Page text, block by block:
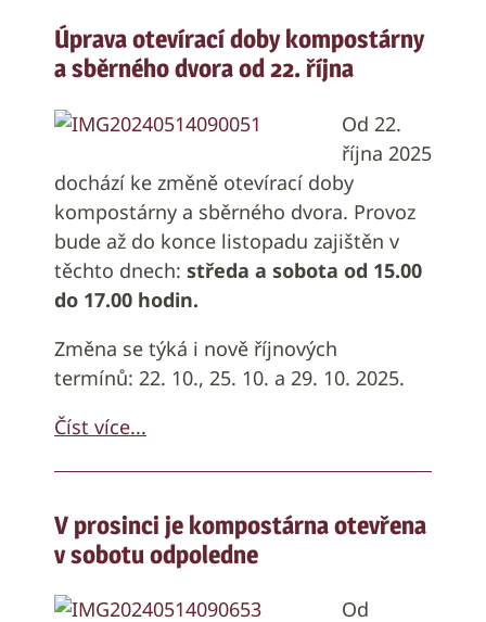
Úprava otevírací doby kompostárny
a sběrného dvora od 22. října
Od 22.
října 2025
dochází ke změně otevírací doby
kompostárny a sběrného dvora. Provoz
bude až do konce listopadu zajištěn v
těchto dnech: středa a sobota od 15.00
do 17.00 hodin.
Změna se týká i nově říjnových
termínů: 22. 10., 25. 10. a 29. 10. 2025.
Číst více...
V prosinci je kompostárna otevřena
v sobotu odpoledne
Od